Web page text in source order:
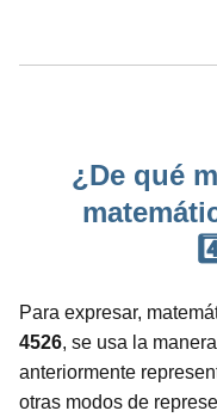
¿De qué
Para expresar,
4526, se usa la
anteriormente
otras modos de